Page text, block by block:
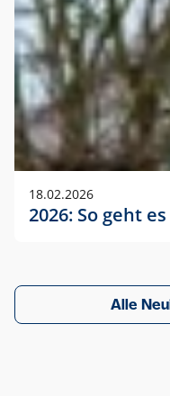
18.02.2026
2026: So geht
Alle